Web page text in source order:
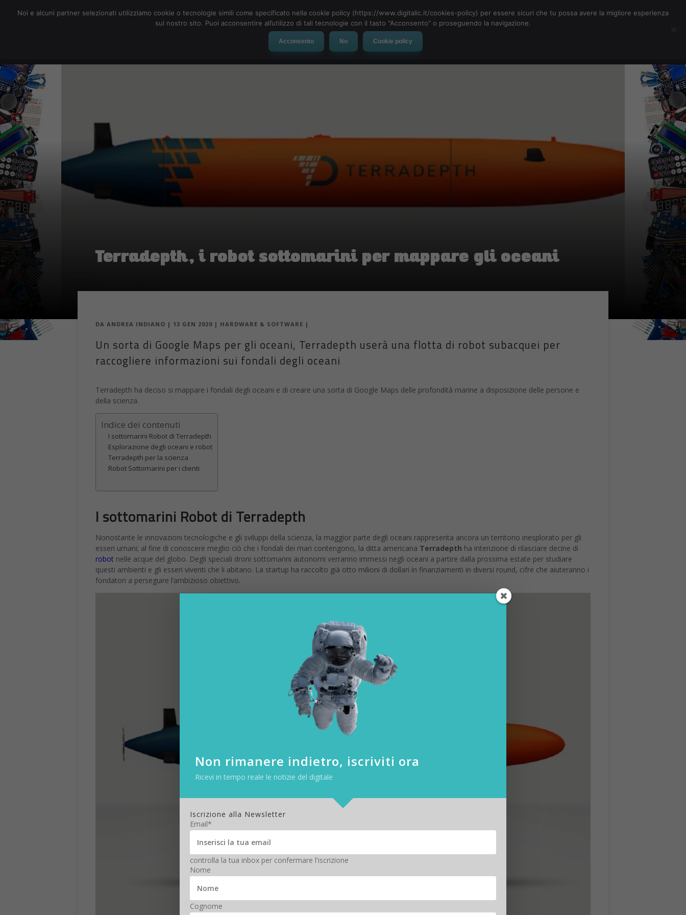
Social Network App Automotive Tech-News
Terradepth, i robot sottomarini per mappare gli oceani
DA ANDREA INDIANO | 13 GEN 2020 | HARDWARE & SOFTWARE |
Un sorta di Google Maps per gli oceani, Terradepth userà una flotta di robot subacquei per
raccogliere informazioni sui fondali degli oceani
Terradepth ha deciso si mappare i fondali degli oceani e di creare una sorta di Google Maps delle profondità marine a disposizione delle persone e
della scienza.
Indice dei contenuti
I sottomarini Robot di Terradepth
Esplorazione degli oceani e robot
Terradepth per la scienza
Robot Sottomarini per i clienti
I sottomarini Robot di Terradepth
Nonostante le innovazioni tecnologiche e gli sviluppi della scienza, la maggior parte degli oceani rappresenta ancora un territorio inesplorato per gli
esseri umani; al fine di conoscere meglio ciò che i fondali dei mari contengono, la ditta americana Terradepth ha intenzione di rilasciare decine di
robot nelle acque del globo. Degli speciali droni sottomarini autonomi verranno immessi negli oceani a partire dalla prossima estate per studiare
questi ambienti e gli esseri viventi che li abitano. La startup ha raccolto già otto milioni di dollari in finanziamenti in diversi round, cifre che aiuteranno i
fondatori a perseguire l’ambizioso obiettivo.
Non rimanere indietro, iscriviti ora
Ricevi in tempo reale le notizie del digitale
Iscrizione alla Newsletter
Email*
controlla la tua inbox per confermare l'iscrizione
Nome
Cognome
Noi e alcuni partner selezionati utilizziamo cookie o tecnologie simili come specificato nella cookie policy (https://www.digitalic.it/cookies-policy) per essere sicuri che tu possa avere la migliore esperienza
sul nostro sito. Puoi acconsentire all’utilizzo di tali tecnologie con il tasto "Acconsento" o proseguendo la navigazione.
Acconsento No Cookie policy